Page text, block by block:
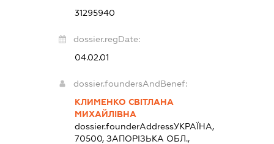
31295940
dossier.regDate:
04.02.01
dossier.foundersAndBenef:
КЛИМЕНКО СВІТЛАНА
МИХАЙЛІВНА
dossier.founderAddressУКРАЇНА,
70500, ЗАПОРІЗЬКА ОБЛ.,